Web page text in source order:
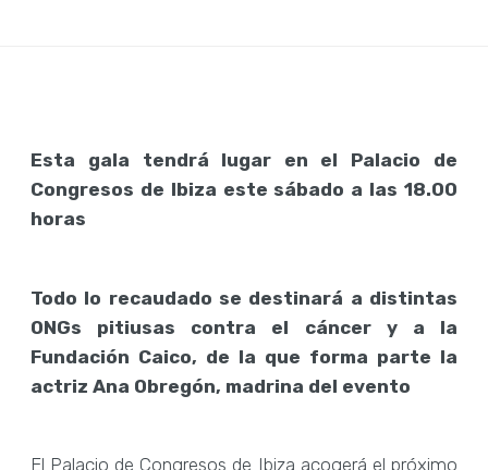
Esta gala tendrá lugar en el Palacio de
Congresos de Ibiza este sábado a las 18.00
horas
Todo lo recaudado se destinará a distintas
ONGs pitiusas contra el cáncer y a la
Fundación Caico, de la que forma parte la
actriz Ana Obregón, madrina del evento
El Palacio de Congresos de Ibiza acogerá el próximo